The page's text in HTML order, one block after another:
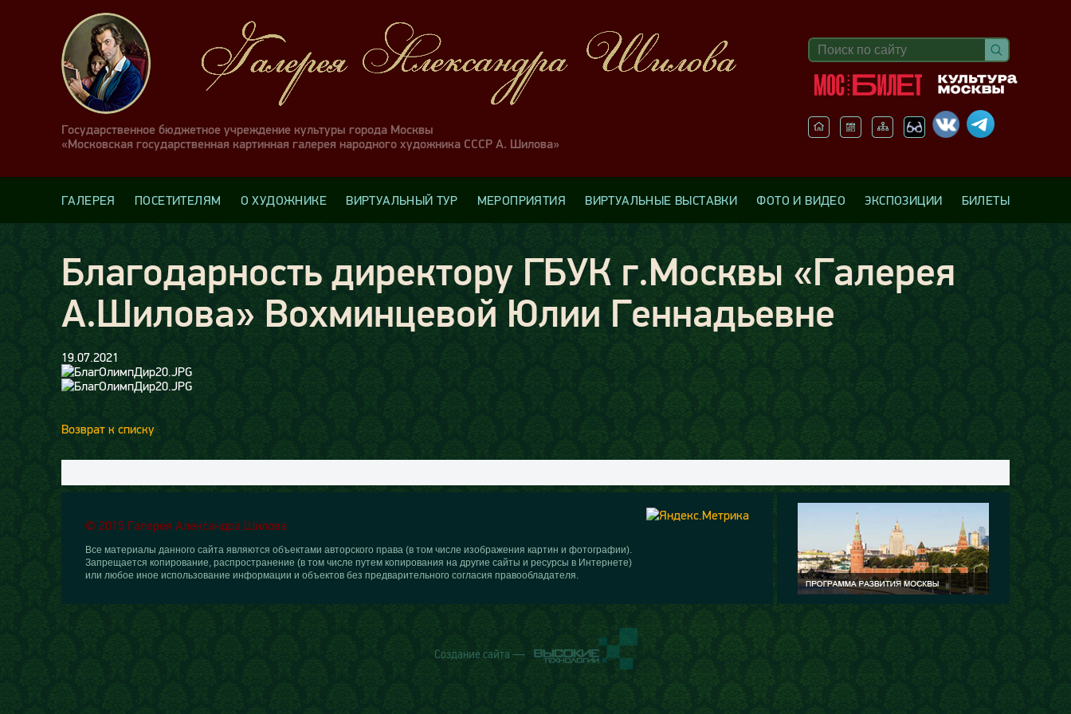
Государственное бюджетное учреждение культуры города Москвы
«Московская государственная картинная галерея народного художника СССР А. Шилова»
ГАЛЕРЕЯ ПОСЕТИТЕЛЯМ О ХУДОЖНИКЕ ВИРТУАЛЬНЫЙ ТУР МЕРОПРИЯТИЯ ВИРТУАЛЬНЫЕ ВЫСТАВКИ ФОТО И ВИДЕО ЭКСПОЗИЦИИ БИЛЕТЫ
Благодарность директору ГБУК г.Москвы «Галерея
А.Шилова» Вохминцевой Юлии Геннадьевне
19.07.2021
Возврат к списку
© 2015 Галерея Александра Шилова
Все материалы данного сайта являются объектами авторского права (в том числе изображения картин и фотографии).
Запрещается копирование, распространение (в том числе путем копирования на другие сайты и ресурсы в Интернете)
или любое иное использование информации и объектов без предварительного согласия правообладателя.
Создание сайта —